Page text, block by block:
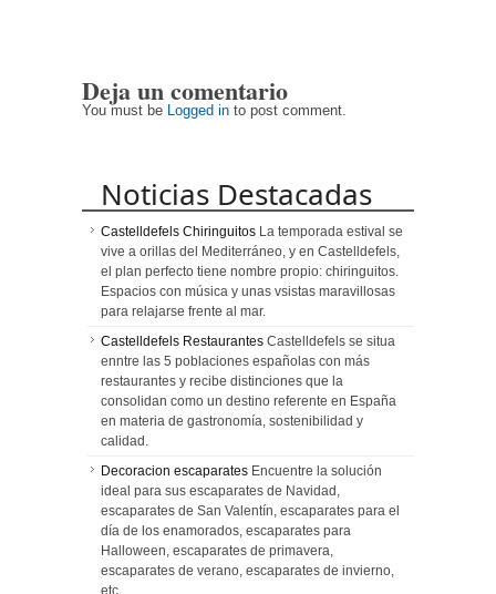
Deja un comentario
You must be Logged in to post comment.
Noticias Destacadas
Castelldefels Chiringuitos La temporada estival se
vive a orillas del Mediterráneo, y en Castelldefels,
el plan perfecto tiene nombre propio: chiringuitos.
Espacios con música y unas vsistas maravillosas
para relajarse frente al mar.
Castelldefels Restaurantes Castelldefels se situa
enntre las 5 poblaciones españolas con más
restaurantes y recibe distinciones que la
consolidan como un destino referente en España
en materia de gastronomía, sostenibilidad y
calidad.
Decoracion escaparates Encuentre la solución
ideal para sus escaparates de Navidad,
escaparates de San Valentín, escaparates para el
día de los enamorados, escaparates para
Halloween, escaparates de primavera,
escaparates de verano, escaparates de invierno,
etc.